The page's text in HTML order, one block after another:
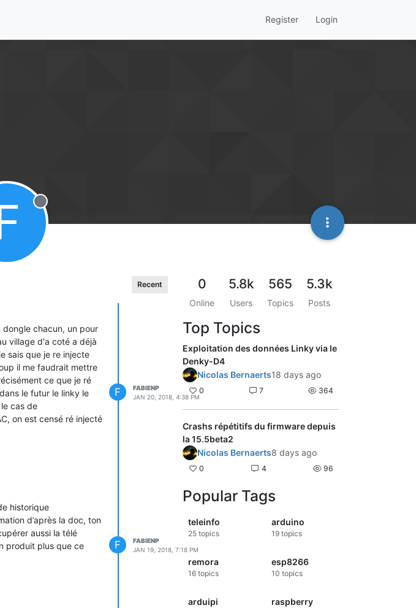
Register Login
Offline
Recent
chacun, un pour
village d'a coté a déjà
sais que je re injecte
il me faudrait mettre
ce que je ré
le futur le linky le
cas de
on est censé ré injecté
F
FABIENP
JAN 20, 2018, 4:38 PM
historique
d’après la doc, ton
aussi la télé
produit plus que ce
F
FABIENP
JAN 19, 2018, 7:18 PM
0
Online
5.8k
Users
565
Topics
5.3k
Posts
Top Topics
Exploitation des données Linky via le
Denky-D4
Nicolas Bernaerts18 days ago
0 7 364
Crashs répétitifs du firmware depuis
la 15.5beta2
Nicolas Bernaerts8 days ago
0 4 96
Popular Tags
teleinfo
25 topics
arduino
19topics
remora
16 topics
esp8266
10 topics
arduipi raspberry